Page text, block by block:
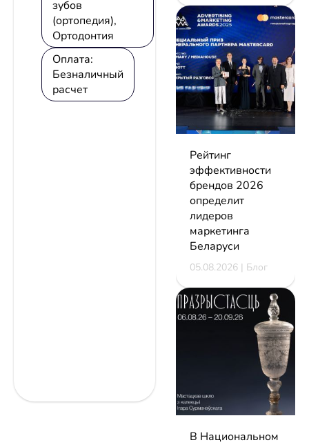
зубов
(ортопедия),
Ортодонтия
Оплата:
Безналичный
расчет
Рейтинг
эффективности
брендов 2026
определит
лидеров
маркетинга
Беларуси
05.08.2026 | Блог
В Национальном